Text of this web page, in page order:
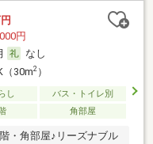
円
なし
（30m2）
し
バス・トイレ別
角部屋
・角部屋♪リーズナブル